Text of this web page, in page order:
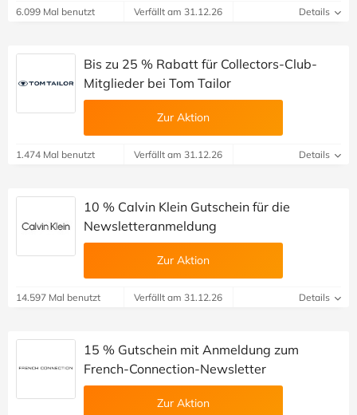
6.099 Mal benutzt Verfällt am 31.12.26 Details
Bis zu 25 % Rabatt für Collectors-Club-
Mitglieder bei Tom Tailor
Zur Aktion
1.474 Mal benutzt Verfällt am 31.12.26 Details
10 % Calvin Klein Gutschein für die
Newsletteranmeldung
Zur Aktion
14.597 Mal benutzt Verfällt am 31.12.26 Details
15 % Gutschein mit Anmeldung zum
French-Connection-Newsletter
Zur Aktion